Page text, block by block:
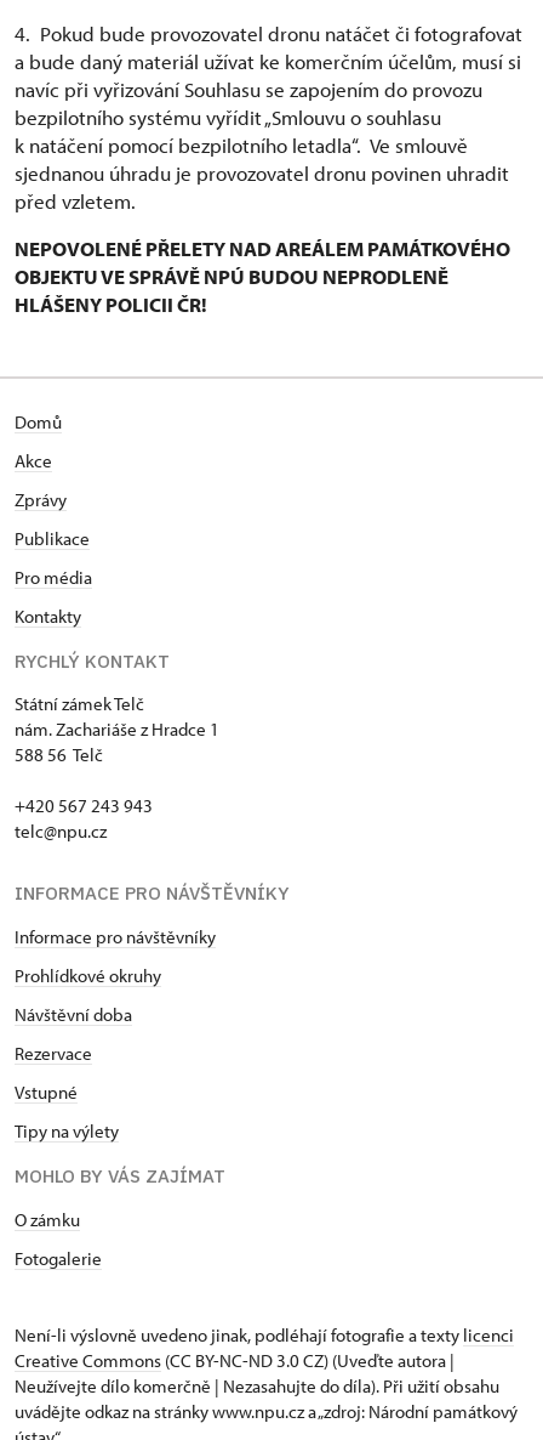
4. Pokud bude provozovatel dronu natáčet či fotografovat
a bude daný materiál užívat ke komerčním účelům, musí si
navíc při vyřizování Souhlasu se zapojením do provozu
bezpilotního systému vyřídit „Smlouvu o souhlasu
k natáčení pomocí bezpilotního letadla“. Ve smlouvě
sjednanou úhradu je provozovatel dronu povinen uhradit
před vzletem.
NEPOVOLENÉ PŘELETY NAD AREÁLEM PAMÁTKOVÉHO
OBJEKTU VE SPRÁVĚ NPÚ BUDOU NEPRODLENĚ
HLÁŠENY POLICII ČR!
Domů
Akce
Zprávy
Publikace
Pro média
Kontakty
RYCHLÝ KONTAKT
Státní zámek Telč
nám. Zachariáše z Hradce 1
588 56 Telč
+420 567 243 943
telc@npu.cz
INFORMACE PRO NÁVŠTĚVNÍKY
Informace pro návštěvníky
Prohlídkové okruhy
Návštěvní doba
Rezervace
Vstupné
Tipy na výlety
MOHLO BY VÁS ZAJÍMAT
O zámku
Fotogalerie
Není-li výslovně uvedeno jinak, podléhají fotografie a texty licenci
Creative Commons (CC BY-NC-ND 3.0 CZ) (Uveďte autora |
Neužívejte dílo komerčně | Nezasahujte do díla). Při užití obsahu
uvádějte odkaz na stránky www.npu.cz a „zdroj: Národní památkový